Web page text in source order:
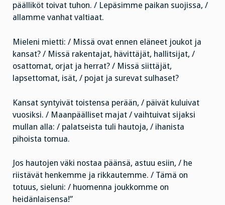
päälliköt toivat tuhon. / Lepäsimme paikan suojissa, /
allamme vanhat valtiaat.
Mieleni mietti: / Missä ovat ennen eläneet joukot ja
kansat? / Missä rakentajat, hävittäjät, hallitsijat, /
osattomat, orjat ja herrat? / Missä siittäjät,
lapsettomat, isät, / pojat ja surevat sulhaset?
Kansat syntyivät toistensa perään, / päivät kuluivat
vuosiksi. / Maanpäälliset majat / vaihtuivat sijaksi
mullan alla: / palatseista tuli hautoja, / ihanista
pihoista tomua.
Jos hautojen väki nostaa päänsä, astuu esiin, / he
riistävät henkemme ja rikkautemme. / Tämä on
totuus, sieluni: / huomenna joukkomme on
heidänlaisensa!”